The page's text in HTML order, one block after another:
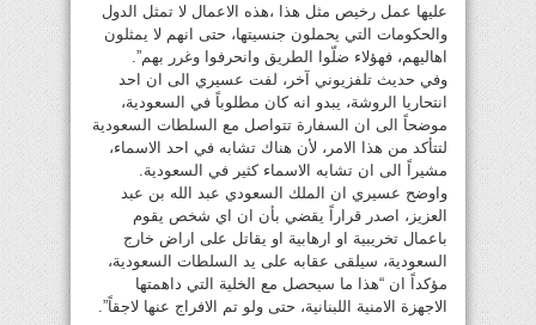
عليها عمل رخيص مثل هذا ،هذه الاعمال لا تمثل الدول
والحكومات التي يحملون جنسيتها، حتى انهم لا يمثلون
اهاليهم، فهؤلاء ضلّوا الطريق وانحرفوا وغرر بهم”.
وفي حديث تلفزيوني آخر، لفت عسيري الى ان احد
انتحاريا الروشة، يبدو انه كان مطلوباً في السعودية،
موضحاً الى ان السفارة تتواصل مع السلطات السعودية
لتتأكد من هذا الامر، لأن هناك تشابه في احد الاسماء،
مشيراً الى ان تشابه الاسماء كثير في السعودية.
واوضح عسيري ان الملك السعودي عبد الله بن عبد
العزيز، اصدر قراراً يقضي بأن ان اي شخص يقوم
باعمال تخريبية او ارهابية او يقاتل على اراض خارج
السعودية، سيلقى عقابه على يد السلطات السعودية،
مؤكداً ان “هذا ما سيحصل مع الخلية التي داهمتها
الاجهزة الامنية اللبنانية، حتى ولو تم الافراج عنها لاجقاً”.